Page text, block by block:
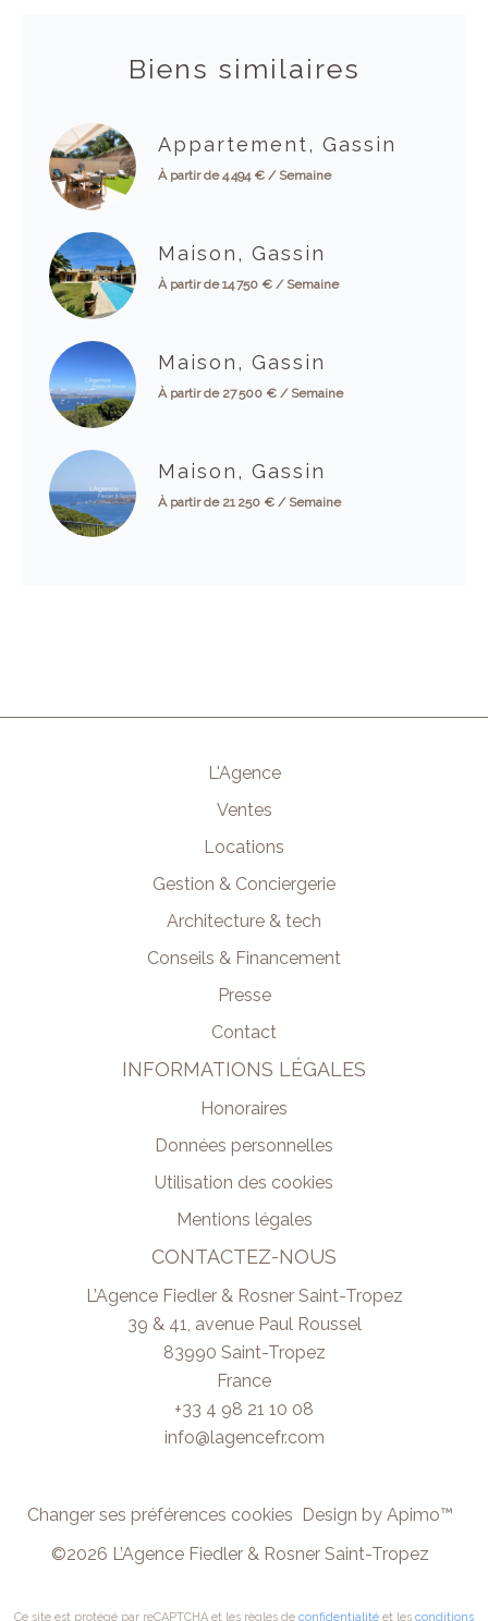
Biens similaires
Appartement, Gassin
À partir de 4 494 € / Semaine
Maison, Gassin
À partir de 14 750 € / Semaine
Maison, Gassin
À partir de 27 500 € / Semaine
Maison, Gassin
À partir de 21 250 € / Semaine
L'Agence
Ventes
Locations
Gestion & Conciergerie
Architecture & tech
Conseils & Financement
Presse
Contact
INFORMATIONS LÉGALES
Honoraires
Données personnelles
Utilisation des cookies
Mentions légales
CONTACTEZ-NOUS
L’Agence Fiedler & Rosner Saint-Tropez
39 & 41, avenue Paul Roussel
83990 Saint-Tropez
France
+33 4 98 21 10 08
info@lagencefr.com
Changer ses préférences cookies Design by Apimo™
©2026 L’Agence Fiedler & Rosner Saint-Tropez
Ce site est protégé par reCAPTCHA et les règles de confidentialité et les conditions